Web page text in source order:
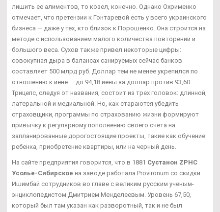
лишить ее алиментов, то козел, конечно. Однако Охрименко
отмечает, что претензии к Гонтаревой есть у всего украинского
бизнеса — даже у тех, кто близок к Порошенко. Она строится на
методе с использованием малого количества повторений и
большого веса. Сухов также привел некоторые цифры:
совокупная дыра в балансах санируемых сейчас банков
составляет 500 млрд руб. Доллар тем не менее укрепился по
отношению к иене — до 94,18 иены за доллар против 93,60.
Трицепс, следуя от названия, состоит из трех головок: длинной,
латеральной и медиальной. Но, как стараются убедить
страховщики, программы по страхованию жизни формируют
привычку к регулярному пополнению своего счета на
запланированные дорогостоящие проекты, такие как обучение
ребенка, приобретение квартиры, или на черный день.
На сайте предприятия говорится, что в 1881 Сустанон ZPHC
Усолье-Сибирское на заводе работала Provironum со скидки
Ишимбай сотрудников во главе с великим русским ученым-
энциклопедистом Дмитрием Менделеевым. Уровень 67,50,
который был там указан как разворотный, так и не был